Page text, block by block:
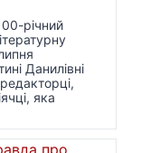
річний
Данилівні
яка